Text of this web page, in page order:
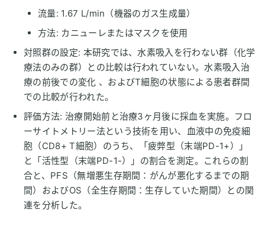
流量: 1.67 L/min（機器のガス生成量）
方法: カニューレまたはマスクを使用
対照群の設定: 本研究では、水素吸入を行わない群（化学
療法のみの群）との比較は行われていない。水素吸入治
療の前後での変化 、およびT細胞の状態による患者群間
での比較が行われた。
評価方法: 治療開始前と治療3ヶ月後に採血を実施。フロ
ーサイトメトリー法という技術を用い、血液中の免疫細
胞（CD8+ T細胞）のうち、「疲弊型（末端PD-1+）」
と「活性型（末端PD-1-）」の割合を測定。これらの割
合と、PFS（無増悪生存期間：がんが悪化するまでの期
間）およびOS（全生存期間：生存していた期間）との関
連を分析した。